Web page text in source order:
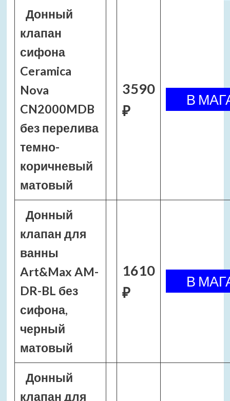
Донный
клапан
сифона
Ceramica
Nova
CN2000MDB
без перелива
темно-
коричневый
матовый
3590
₽
Донный
клапан для
ванны
Art&Max AM-
DR-BL без
сифона,
черный
матовый
1610
₽
Донный
клапан для